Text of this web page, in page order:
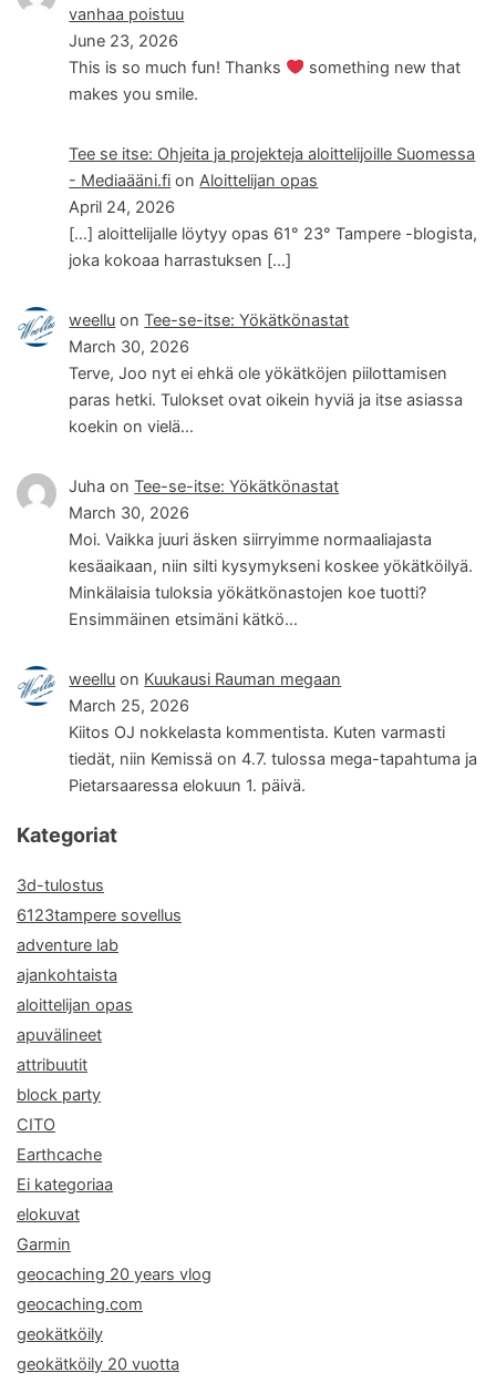
vanhaa poistuu
June 23, 2026
This is so much fun! Thanks
something new that
makes you smile.
Tee se itse: Ohjeita ja projekteja aloittelijoille Suomessa
- Mediaääni.fi onAloittelijan opas
April 24, 2026
[…] aloittelijalle löytyy opas 61° 23° Tampere -blogista,
joka kokoaa harrastuksen […]
weellu onTee-se-itse: Yökätkönastat
March 30, 2026
Terve, Joo nyt ei ehkä ole yökätköjen piilottamisen
paras hetki. Tulokset ovat oikein hyviä ja itse asiassa
koekin on vielä…
Juha onTee-se-itse: Yökätkönastat
March 30, 2026
Moi. Vaikka juuri äsken siirryimme normaaliajasta
kesäaikaan, niin silti kysymykseni koskee yökätköilyä.
Minkälaisia tuloksia yökätkönastojen koe tuotti?
Ensimmäinen etsimäni kätkö…
weellu on Kuukausi Rauman megaan
March 25, 2026
Kiitos OJ nokkelasta kommentista. Kuten varmasti
tiedät, niin Kemissä on 4.7. tulossa mega-tapahtuma ja
Pietarsaaressa elokuun 1. päivä.
Kategoriat
3d-tulostus
6123tampere sovellus
adventure lab
ajankohtaista
aloittelijan opas
apuvälineet
attribuutit
block party
CITO
Earthcache
Ei kategoriaa
elokuvat
Garmin
geocaching 20 years vlog
geocaching.com
geokätköily
geokätköily 20 vuotta